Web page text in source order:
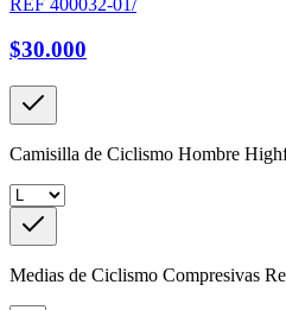
$30.000
Camisilla de Ciclismo Hombre
Medias de Ciclismo Compresivas